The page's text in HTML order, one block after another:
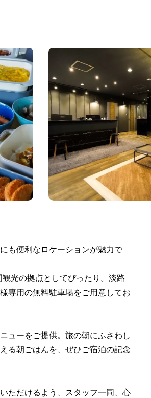
も便利なロケーションが魅力で
光の拠点としてぴったり。淡路
専用の無料駐車場をご用意してお
ューをご提供。旅の朝にふさわし
る朝ごはんを、ぜひご宿泊の記念
ただけるよう、スタッフ一同、心